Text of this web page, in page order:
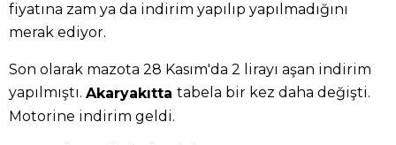
fiyatına zam ya da indirim yapılıp yapılmadığını
merak ediyor.
Son olarak mazota 28 Kasım'da 2 lirayı aşan indirim
yapılmıştı. Akaryakıtta tabela bir kez daha değişti.
Motorine indirim geldi.